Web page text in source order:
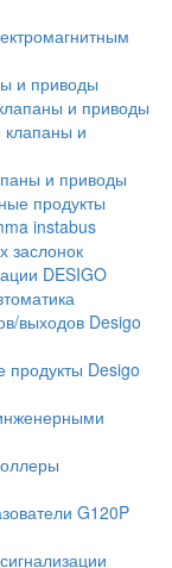
и приводы
и приводы
и
и приводы
продукты
instabus
заслонок
DESIGO
выходов Desigo
Desigo
G120P